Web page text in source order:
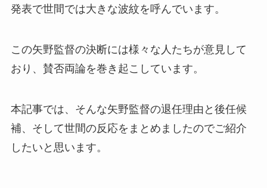
発表で世間では大きな波紋を呼んでいます。
この矢野監督の決断には様々な人たちが意見して
おり、賛否両論を巻き起こしています。
本記事では、そんな矢野監督の退任理由と後任候
補、そして世間の反応をまとめましたのでご紹介
したいと思います。